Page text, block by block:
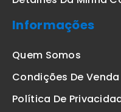
Informações
Quem Somos
Condições De Venda
Política De